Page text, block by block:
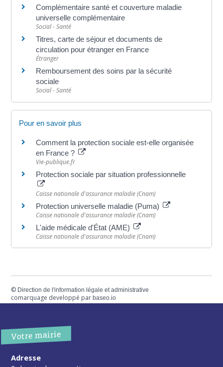
Complémentaire santé et couverture maladie
universelle complémentaire
Social - Santé
Titres, carte de séjour et documents de
circulation pour étranger en France
Étranger
Remboursement des soins par la sécurité
sociale
Social - Santé
Pour en savoir plus
Comment la protection sociale est-elle organisée
en France ?
Vie-publique.fr
Protection sociale par situation professionnelle
Caisse nationale d'assurance maladie (Cnam)
Protection universelle maladie (Puma)
Caisse nationale d'assurance maladie (Cnam)
L'aide médicale d'État (AME)
Caisse nationale d'assurance maladie (Cnam)
© Direction de l'information légale et administrative
comarquage developpé parbaseo.io
Votre mairie
Adresse